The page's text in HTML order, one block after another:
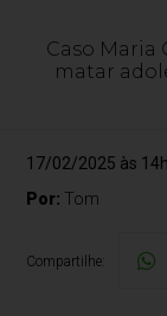
Caso Maria
matar
17/02/2025 às
Por: Tom
Compartilhe: